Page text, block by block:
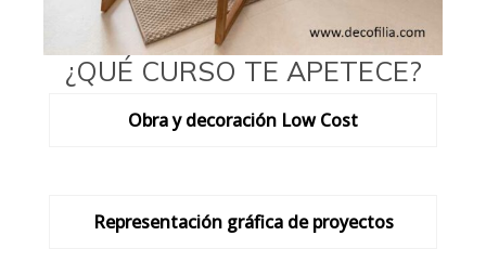
¿QUÉ CURSO TE APETECE?
Obra y decoración Low Cost
Representación gráfica de proyectos